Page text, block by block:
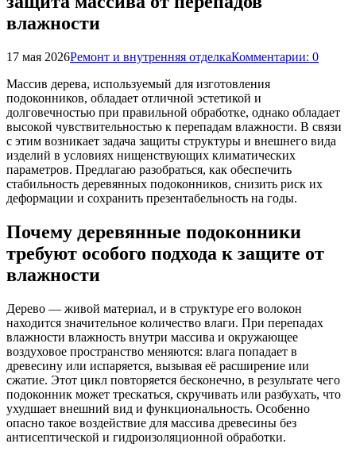
влажности
17 мая 2026Ремонт и внутренняя отделкаКомментарии: 0
Массив дерева, используемый для изготовления
подоконников, обладает отличной эстетикой и
долговечностью при правильной обработке, однако обладает
высокой чувствительностью к перепадам влажности. В связи
с этим возникает задача защиты структуры и внешнего вида
изделий в условиях нищенствующих климатических
параметров. Предлагаю разобраться, как обеспечить
стабильность деревянных подоконников, снизить риск их
деформации и сохранить презентабельность на годы.
Почему деревянные подоконники
требуют особого подхода к защите от
влажности
Дерево — живой материал, и в структуре его волокон
находится значительное количество влаги. При перепадах
влажности влажность внутри массива и окружающее
воздуховое пространство меняются: влага попадает в
древесину или испаряется, вызывая её расширение или
сжатие. Этот цикл повторяется бесконечно, в результате чего
подоконник может трескаться, скручивать или разбухать, что
ухудшает внешний вид и функциональность. Особенно
опасно такое воздействие для массива древесины без
антисептической и гидроизоляционной обработки.